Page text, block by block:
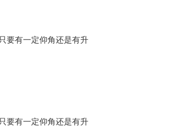
要有一定仰角还是有升
要有一定仰角还是有升